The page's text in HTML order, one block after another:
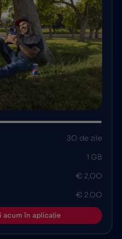
30 de zile
1 GB
€ 2,00
€ 2.00
acum în aplicație